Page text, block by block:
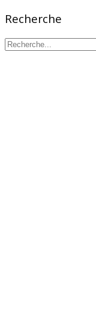
Recherche